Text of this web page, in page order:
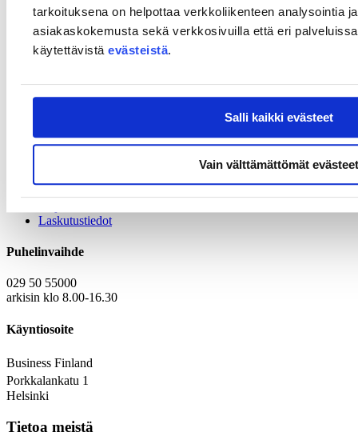
tarkoituksena on helpottaa verkkoliikenteen analysointia
asiakaskokemusta sekä verkkosivuilla että eri
käytettävistä evästeistä.
Salli kaikki evästeet
Vain välttämättömät evästeet
Metsäbiotalouteen ja puurakentamiseen liittyvä delegaatio
Yhdysvalloista ja Kanadasta vierailee Suomessa kesäkuussa.
workshopin 11. kesäkuuta. Tämä tapahtuma on suunniteltu
kehittämään kahdenvälisiä yhteisinnovaatiotoimia ja luomaan
Lue lisääenglanninkielisiltä sivuiltamme.
Laskutustiedot
Puhelinvaihde
029 50 55000
arkisin klo 8.00-16.30
Käyntiosoite
Business Finland
Porkkalankatu 1
Helsinki
Tietoa meistä